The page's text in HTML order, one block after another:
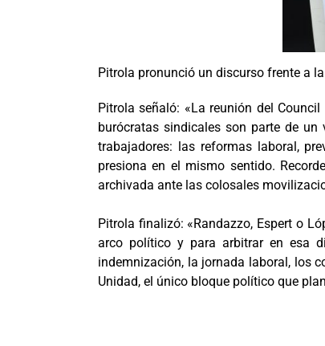
Pitrola pronunció un discurso frente a
Pitrola señaló: «La reunión del
burócratas sindicales son parte de
trabajadores: las reformas laboral,
presiona en el mismo sentido.
archivada ante las colosales
Pitrola finalizó: «Randazzo, Espert o
arco político y para arbitrar en esa
indemnización, la jornada laboral, los
Unidad, el único bloque político que